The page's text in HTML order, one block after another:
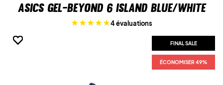
Asics Gel-Beyond 6 Island Blue/White
4 évaluations
FINAL SALE
ÉCONOMISER 49%
FINAL SALE
ÉCONOMISER 49%
FINAL SALE
ÉCONOMISER 49%
FINAL SALE
ÉCONOMISER 49%
FINAL SALE
ÉCONOMISER 49%
FINAL SALE
ÉCONOMISER 49%
FINAL SALE
ÉCONOMISER 49%